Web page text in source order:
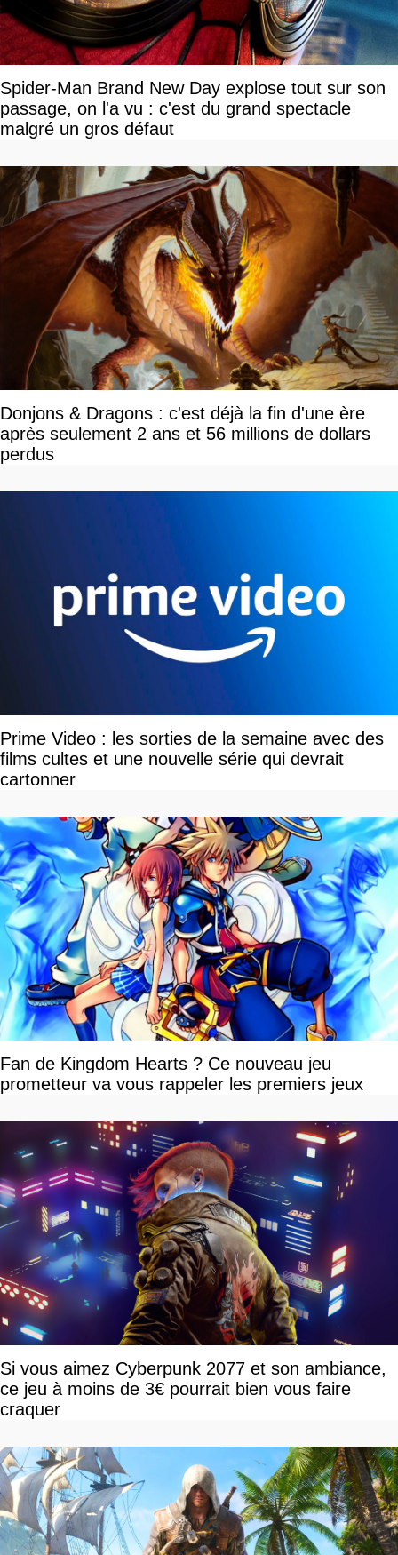
Spider-Man Brand New Day explose tout sur son
passage, on l'a vu : c'est du grand spectacle
malgré un gros défaut
Donjons & Dragons : c'est déjà la fin d'une ère
après seulement 2 ans et 56 millions de dollars
perdus
Prime Video : les sorties de la semaine avec des
films cultes et une nouvelle série qui devrait
cartonner
Fan de Kingdom Hearts ? Ce nouveau jeu
prometteur va vous rappeler les premiers jeux
Si vous aimez Cyberpunk 2077 et son ambiance,
ce jeu à moins de 3€ pourrait bien vous faire
craquer